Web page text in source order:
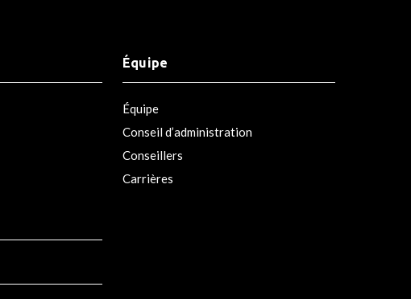
Équipe
Équipe
Conseil d’administration
Conseillers
Carrières